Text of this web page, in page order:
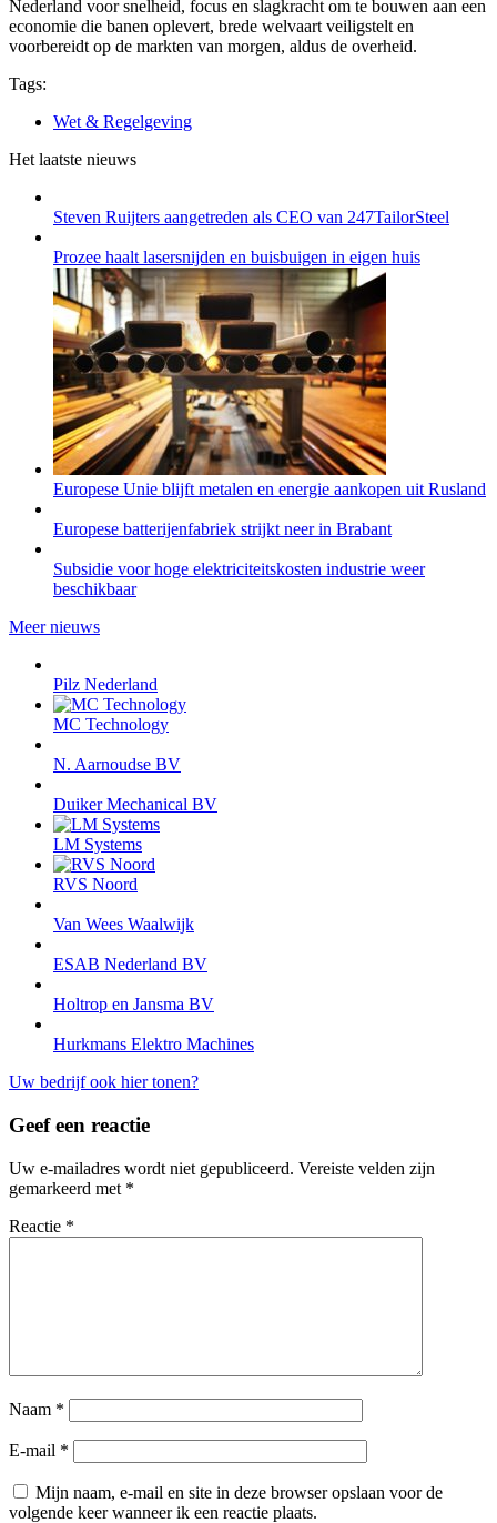
Nederland voor snelheid, focus en slagkracht om te bouwen aan een
economie die banen oplevert, brede welvaart veiligstelt en
voorbereidt op de markten van morgen, aldus de overheid.
Tags:
Wet & Regelgeving
Het laatste nieuws
Steven Ruijters aangetreden als CEO van 247TailorSteel
Prozee haalt lasersnijden en buisbuigen in eigen huis
Europese Unie blijft metalen en energie aankopen uit Rusland
Europese batterijenfabriek strijkt neer in Brabant
Subsidie voor hoge elektriciteitskosten industrie weer
beschikbaar
Meer nieuws
Pilz Nederland
MC Technology
N. Aarnoudse BV
Duiker Mechanical BV
LM Systems
RVS Noord
Van Wees Waalwijk
ESAB Nederland BV
Holtrop en Jansma BV
Hurkmans Elektro Machines
Uw bedrijf ook hier tonen?
Geef een reactie
Uw e-mailadres wordt niet gepubliceerd. Vereiste velden zijn
gemarkeerd met *
Reactie *
Naam *
E-mail *
Mijn naam, e-mail en site in deze browser opslaan voor de
volgende keer wanneer ik een reactie plaats.